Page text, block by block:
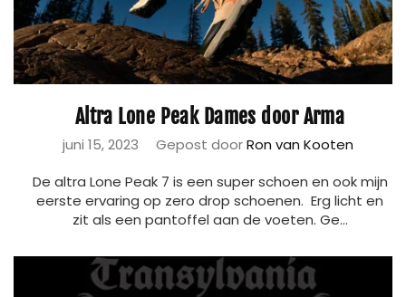
Altra Lone Peak Dames door Arma
juni 15, 2023 Gepost doorRon van Kooten
De altra Lone Peak 7 is een super schoen en ook mijn
eerste ervaring op zero drop schoenen. Erg licht en
zit als een pantoffel aan de voeten. Ge...